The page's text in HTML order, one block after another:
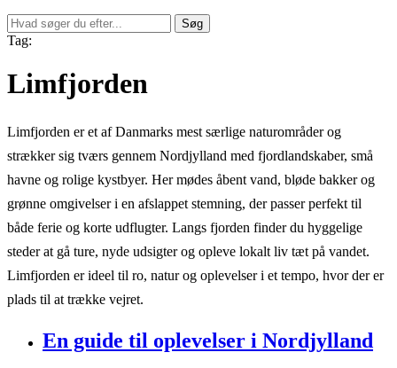
Søg
Tag:
Limfjorden
Limfjorden er et af Danmarks mest særlige naturområder og
strækker sig tværs gennem Nordjylland med fjordlandskaber, små
havne og rolige kystbyer. Her mødes åbent vand, bløde bakker og
grønne omgivelser i en afslappet stemning, der passer perfekt til
både ferie og korte udflugter. Langs fjorden finder du hyggelige
steder at gå ture, nyde udsigter og opleve lokalt liv tæt på vandet.
Limfjorden er ideel til ro, natur og oplevelser i et tempo, hvor der er
plads til at trække vejret.
En guide til oplevelser i Nordjylland